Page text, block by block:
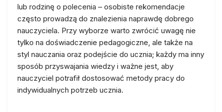
lub rodzinę o polecenia – osobiste rekomendacje
często prowadzą do znalezienia naprawdę dobrego
nauczyciela. Przy wyborze warto zwrócić uwagę nie
tylko na doświadczenie pedagogiczne, ale także na
styl nauczania oraz podejście do ucznia; każdy ma inny
sposób przyswajania wiedzy i ważne jest, aby
nauczyciel potrafił dostosować metody pracy do
indywidualnych potrzeb ucznia.